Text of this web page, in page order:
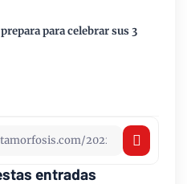
para celebrar sus 3
entradas